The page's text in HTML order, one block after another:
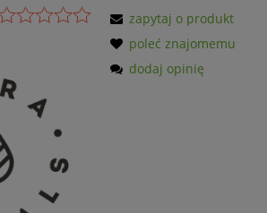
zapytaj o produkt
poleć znajomemu
dodaj opinię